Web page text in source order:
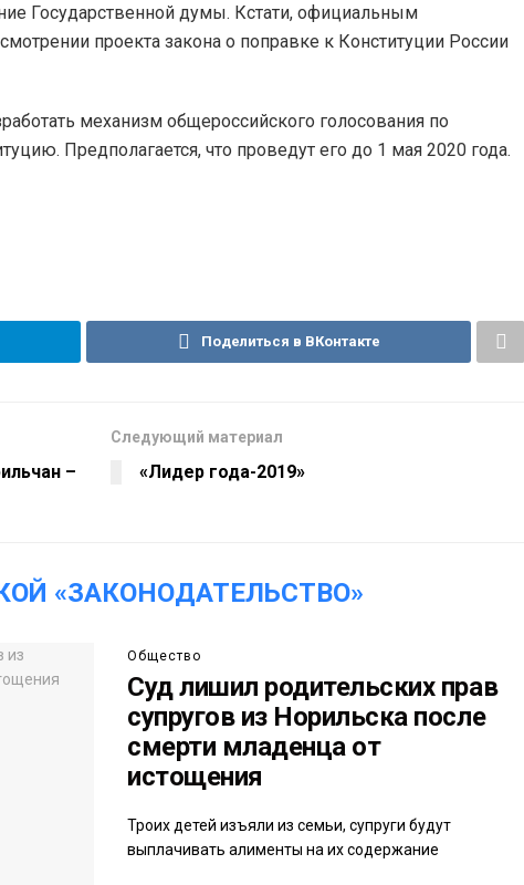
Государственной думы. Кстати, официальным
проекта закона о поправке к Конституции России
механизм общероссийского голосования по
Предполагается, что проведут его до 1 мая 2020 года.
Поделиться в ВКонтакте
–
Следующий материал
«Лидер года-2019»
«ЗАКОНОДАТЕЛЬСТВО»
Общество
Суд лишил родительских прав
супругов из Норильска после
смерти младенца от
истощения
Троих детей изъяли из семьи, супруги будут
выплачивать алименты на их содержание